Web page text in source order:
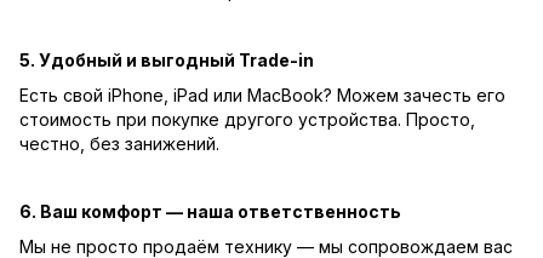
5. Удобный и выгодный Trade-in
Есть свой iPhone, iPad или MacBook? Можем зачесть его
стоимость при покупке другого устройства. Просто,
честно, без занижений.
6. Ваш комфорт — наша ответственность
Мы не просто продаём технику — мы сопровождаем вас